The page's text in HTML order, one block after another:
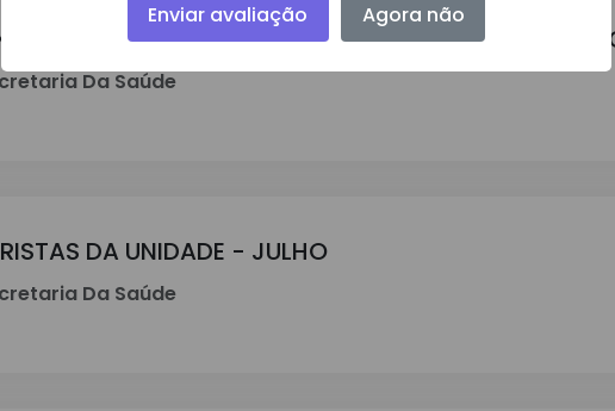
DE ENFERMAGEM DO CENTRO DE SAUDE -
Da Saúde
DA UNIDADE - JULHO
Da Saúde
Enviar avaliação Agora não